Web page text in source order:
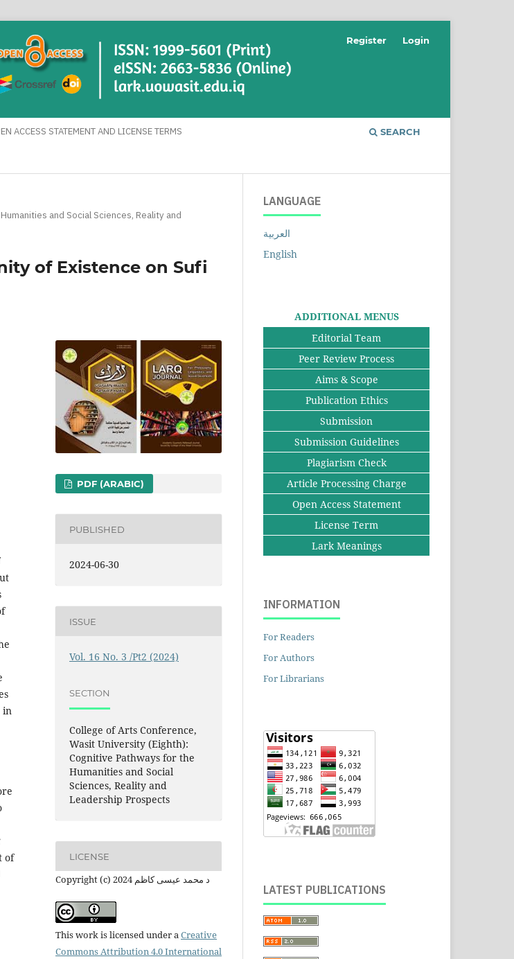
ACCESS STATEMENT AND LICENSE TERMS SEARCH
Register Login
and Social Sciences, Reality and
of Existence on Sufi
in
of
PDF (ARABIC)
PUBLISHED
2024-06-30
ISSUE
Vol. 16 No. 3 /Pt2 (2024)
SECTION
College of Arts Conference,
Wasit University (Eighth):
Cognitive Pathways for the
Humanities and Social
Sciences, Reality and
Leadership Prospects
LICENSE
Copyright (c) 2024 د محمد عيسى كاظم
This work is licensed under aCreative
Commons Attribution 4.0 International
LANGUAGE
العربية
English
ADDITIONAL MENUS
Editorial Team
Peer Review Process
Aims & Scope
Publication Ethics
Submission
Submission Guidelines
Plagiarism Check
Article Processing Charge
Open Access Statement
License Term
Lark Meanings
INFORMATION
For Readers
For Authors
For Librarians
LATEST PUBLICATIONS